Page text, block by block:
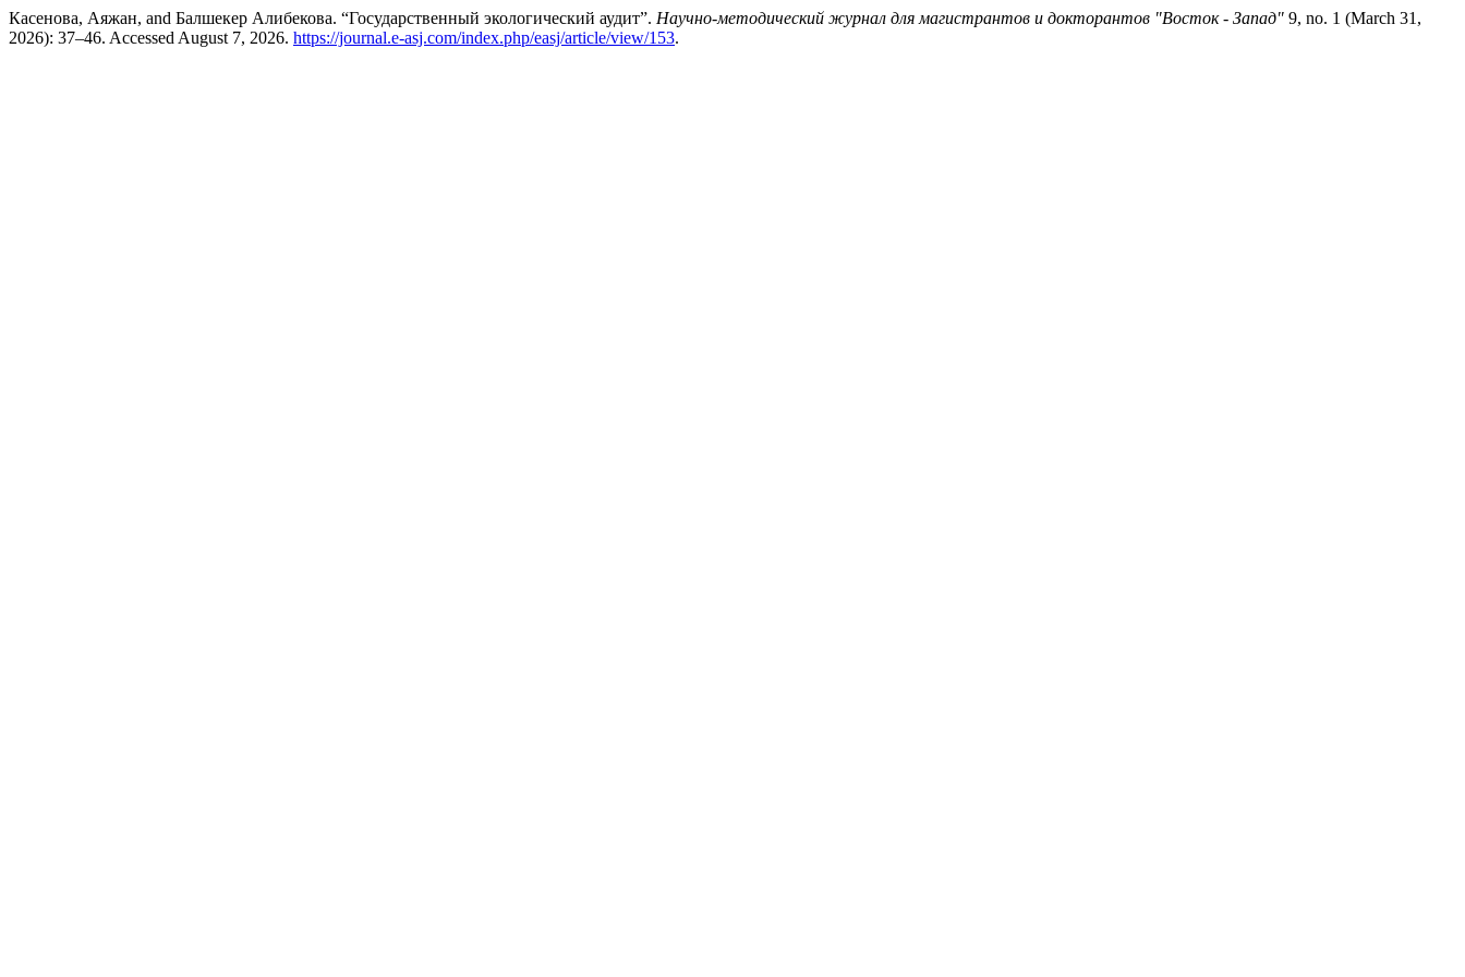
Касенова, Аяжан, and Балшекер Алибекова. “Государственный экологический аудит”. Научно-методический журнал для магистрантов и докторантов "Восток - Запад" 9, no. 1 (March 31,
2026): 37–46. Accessed August 7, 2026. https://journal.e-asj.com/index.php/easj/article/view/153.